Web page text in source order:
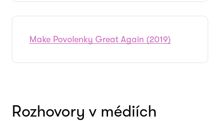
Make Povolenky Great Again (2019)
Rozhovory v médiích